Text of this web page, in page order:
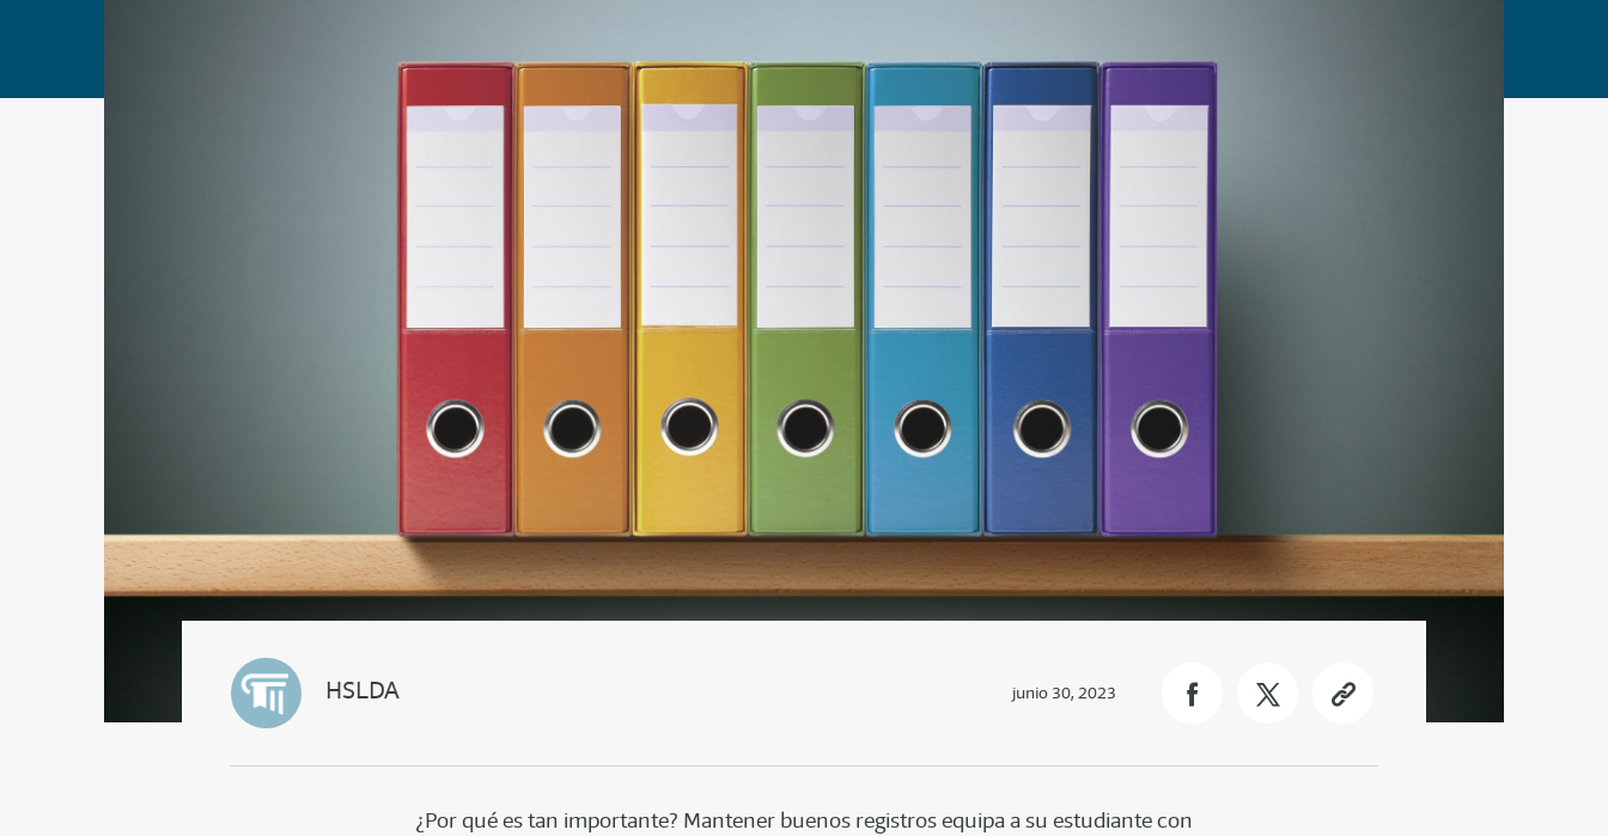
HSLDA junio 30, 2023
¿Por qué es tan importante? Mantener buenos registros equipa a su estudiante con